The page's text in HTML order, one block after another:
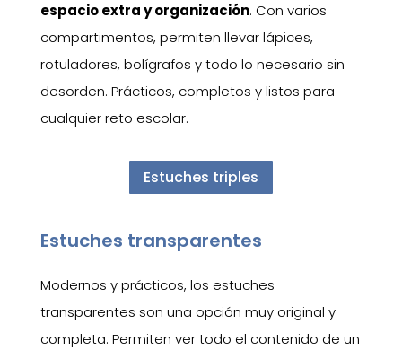
espacio extra y organización. Con varios
compartimentos, permiten llevar lápices,
rotuladores, bolígrafos y todo lo necesario sin
desorden. Prácticos, completos y listos para
cualquier reto escolar.
Estuches triples
Estuches transparentes
Modernos y prácticos, los estuches
transparentes son una opción muy original y
completa. Permiten ver todo el contenido de un